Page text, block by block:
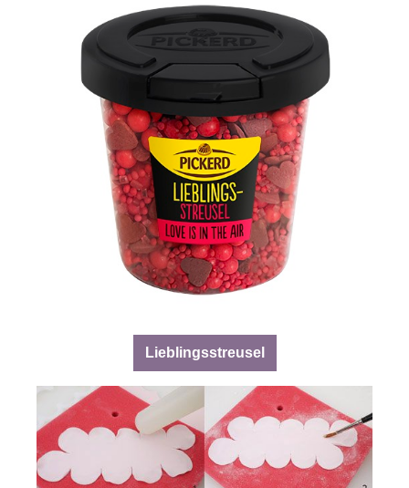
Lieblingsstreusel